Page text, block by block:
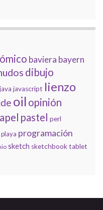
baviera bayern
dibujo
java javascript lienzo
oil opinión
pastel perl
playa programación
sketch sketchbooktablet